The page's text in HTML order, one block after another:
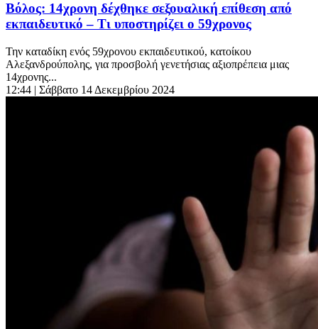
Βόλος: 14χρονη δέχθηκε σεξουαλική επίθεση από
εκπαιδευτικό – Τι υποστηρίζει ο 59χρονος
Την καταδίκη ενός 59χρονου εκπαιδευτικού, κατοίκου
Αλεξανδρούπολης, για προσβολή γενετήσιας αξιοπρέπεια μιας
14χρονης...
12:44 | Σάββατο 14 Δεκεμβρίου 2024